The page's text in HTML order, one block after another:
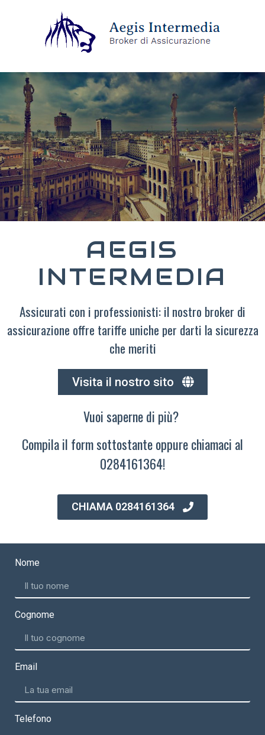
AEGIS
INTERMEDIA
Assicurati con i professionisti: il nostro broker di
assicurazione offre tariffe uniche per darti la sicurezza
che meriti
Visita il nostro sito
Vuoi saperne di più?
Compila il form sottostante oppure chiamaci al
0284161364!
CHIAMA 0284161364
Nome
Cognome
Email
Telefono